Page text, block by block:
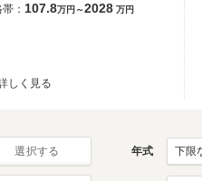
： 107.8万円～2028 万円
しく見る
選択する 年式